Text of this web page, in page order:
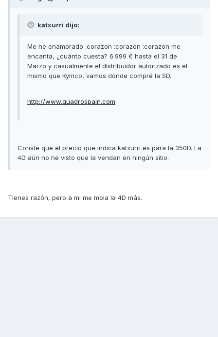
katxurri dijo:
Me he enamorado :corazon :corazon :corazon me
encanta, ¿cuánto cuesta? 6.999 € hasta el 31 de
Marzo y casualmente el distribuidor autorizado es el
mismo que Kymco, vamos donde compré la SD.
http://www.quadrospain.com
Conste que el precio que indica katxurri es para la 350D. La
4D aún no he visto que la vendan en ningún sitio.
Tienes razón, pero a mi me mola la 4D más.